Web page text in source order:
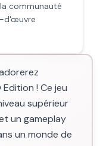
communauté
d'œuvre
! Ce jeu
supérieur
un gameplay
un monde de